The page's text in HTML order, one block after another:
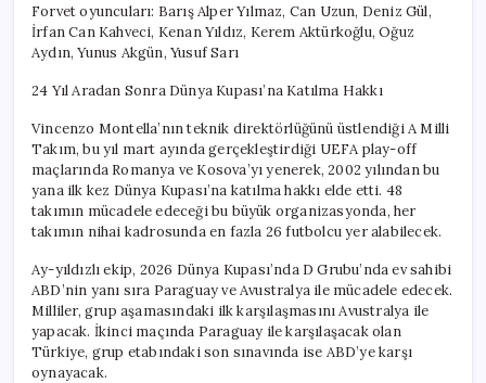
Forvet oyuncuları: Barış Alper Yılmaz, Can Uzun, Deniz Gül,
İrfan Can Kahveci, Kenan Yıldız, Kerem Aktürkoğlu, Oğuz
Aydın, Yunus Akgün, Yusuf Sarı
24 Yıl Aradan Sonra Dünya Kupası’na Katılma Hakkı
Vincenzo Montella’nın teknik direktörlüğünü üstlendiği A Milli
Takım, bu yıl mart ayında gerçekleştirdiği UEFA play-off
maçlarında Romanya ve Kosova’yı yenerek, 2002 yılından bu
yana ilk kez Dünya Kupası’na katılma hakkı elde etti. 48
takımın mücadele edeceği bu büyük organizasyonda, her
takımın nihai kadrosunda en fazla 26 futbolcu yer alabilecek.
Ay-yıldızlı ekip, 2026 Dünya Kupası’nda D Grubu’nda ev sahibi
ABD’nin yanı sıra Paraguay ve Avustralya ile mücadele edecek.
Milliler, grup aşamasındaki ilk karşılaşmasını Avustralya ile
yapacak. İkinci maçında Paraguay ile karşılaşacak olan
Türkiye, grup etabındaki son sınavında ise ABD’ye karşı
oynayacak.